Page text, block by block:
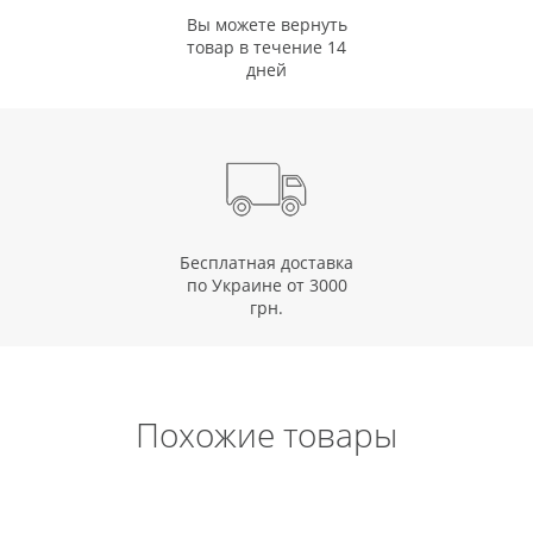
Вы можете вернуть
товар в течение 14
дней
Бесплатная доставка
по Украине от 3000
грн.
Похожие товары